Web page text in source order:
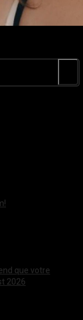
que votre
2026